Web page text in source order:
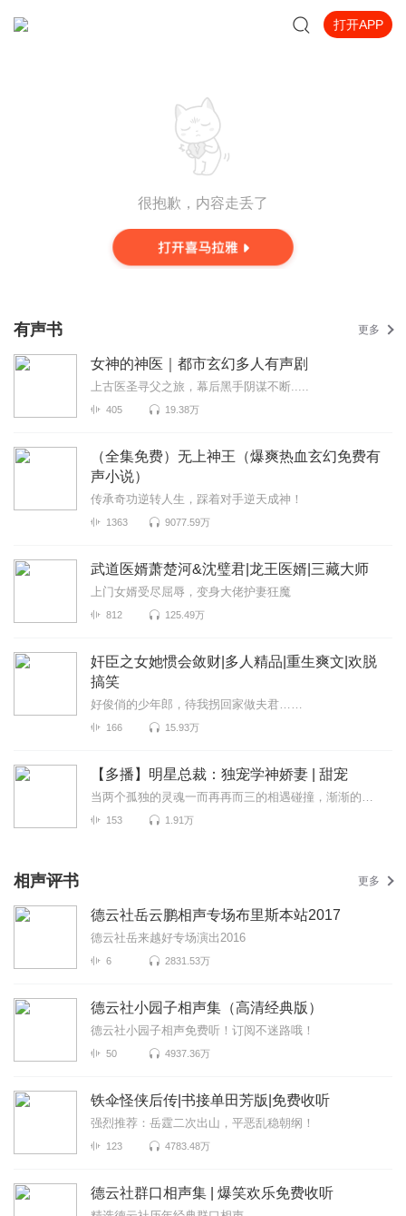
打开APP
很抱歉，内容走丢了
有声书 更多
女神的神医｜都市玄幻多人有声剧
上古医圣寻父之旅，幕后黑手阴谋不断.....
405 19.38万
（全集免费）无上神王（爆爽热血玄幻免费有
声小说）
传承奇功逆转人生，踩着对手逆天成神！
1363 9077.59万
武道医婿萧楚河&沈璧君|龙王医婿|三藏大师
上门女婿受尽屈辱，变身大佬护妻狂魔
812 125.49万
奸臣之女她惯会敛财|多人精品|重生爽文|欢脱
搞笑
好俊俏的少年郎，待我拐回家做夫君……
166 15.93万
【多播】明星总裁：独宠学神娇妻 | 甜宠
当两个孤独的灵魂一而再再而三的相遇碰撞，渐渐的发现，原来……
153 1.91万
相声评书 更多
德云社岳云鹏相声专场布里斯本站2017
德云社岳来越好专场演出2016
6 2831.53万
德云社小园子相声集（高清经典版）
德云社小园子相声免费听！订阅不迷路哦！
50 4937.36万
铁伞怪侠后传|书接单田芳版|免费收听
强烈推荐：岳霆二次出山，平恶乱稳朝纲！
123 4783.48万
德云社群口相声集 | 爆笑欢乐免费收听